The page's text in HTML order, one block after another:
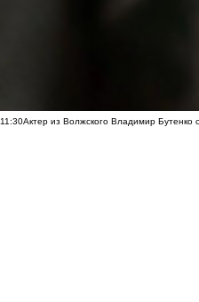
11:30Актер из Волжского Владимир Бутенко